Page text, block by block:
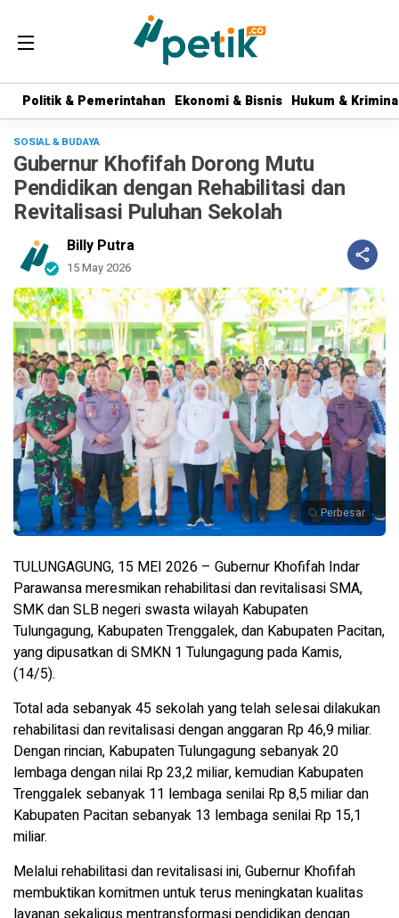
Politik & Pemerintahan Ekonomi & Bisnis Hukum &
Politik & Pemerintahan Ekonomi & Bisnis Hukum &
SOSIAL & BUDAYA
Gubernur Khofifah Dorong Mutu
Pendidikan dengan Rehabilitasi dan
Revitalisasi Puluhan Sekolah
Billy Putra
15 May 2026
Perbesar
TULUNGAGUNG, 15 MEI 2026 – Gubernur Khofifah Indar
Parawansa meresmikan rehabilitasi dan revitalisasi SMA,
SMK dan SLB negeri swasta wilayah Kabupaten
Tulungagung, Kabupaten Trenggalek, dan Kabupaten Pacitan,
yang dipusatkan di SMKN 1 Tulungagung pada Kamis,
(14/5).
Total ada sebanyak 45 sekolah yang telah selesai dilakukan
rehabilitasi dan revitalisasi dengan anggaran Rp 46,9 miliar.
Dengan rincian, Kabupaten Tulungagung sebanyak 20
lembaga dengan nilai Rp 23,2 miliar, kemudian Kabupaten
Trenggalek sebanyak 11 lembaga senilai Rp 8,5 miliar dan
Kabupaten Pacitan sebanyak 13 lembaga senilai Rp 15,1
miliar.
Melalui rehabilitasi dan revitalisasi ini, Gubernur Khofifah
membuktikan komitmen untuk terus meningkatan kualitas